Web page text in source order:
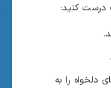
درست کنید:
دلخواه را به